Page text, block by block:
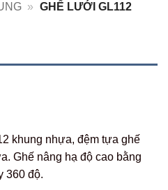
» GHẾ LƯỚI GL112
khung nhựa, đệm tựa ghế
Ghế nâng hạ độ cao bằng
360 độ.